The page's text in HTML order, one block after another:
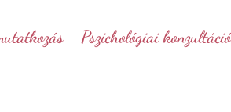
Pszichológiai